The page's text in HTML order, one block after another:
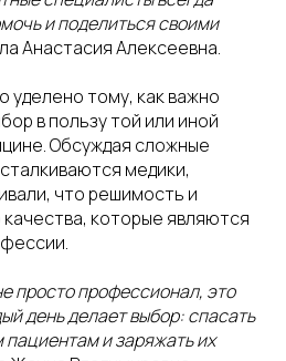
и поделиться своими
Анастасия Алексеевна.
тому, как важно
в пользу той или иной
Обсуждая сложные
медики,
что решимость и
которые являются
просто профессионал, это
день делает выбор: спасать
и заряжать их